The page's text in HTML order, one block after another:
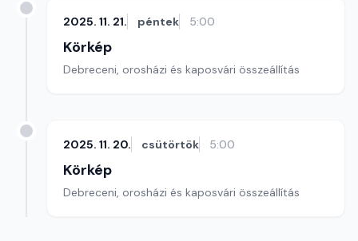
2025. 11. 21. péntek 5:00
Körkép
Debreceni, orosházi és kaposvári összeállítás
2025. 11. 20. csütörtök 5:00
Körkép
Debreceni, orosházi és kaposvári összeállítás